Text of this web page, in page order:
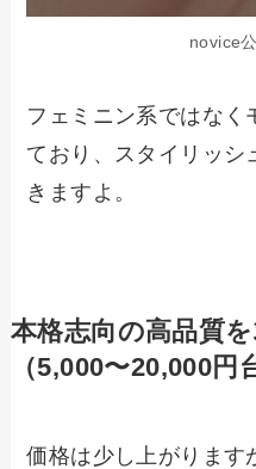
novice
フェミニン系ではなく
ており、スタイリッシ
きますよ。
本格志向の高品質
（5,000〜20,000円
価格は少し上がります